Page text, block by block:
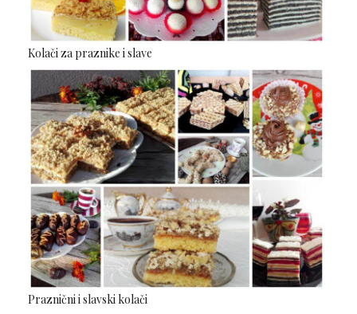
Kolači za praznike i slave
Praznični i slavski kolači